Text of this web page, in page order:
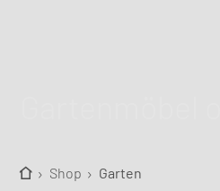
Gartenmöbel
Shop Garten